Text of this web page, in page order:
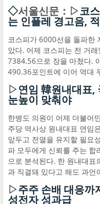
◇서울신문：▷코
는 인플레 경고음,
코스피가 6000선을 돌파한
았다. 어제 코스피는 전 거
7384.56으로 장을 마쳤다.
490.36포인트에 이어 역대
▷연임 韓원내대표,
눈높이 맞춰야
한병도 의원이 어제 더불어
주당 역사상 원내대표 연임
앞두고 전열을 유지할 필요
파 모두에게 신뢰를 주는 합
으로 분석된다. 한 원내대표
과 직결돼 있다고 해도 과언
▷주주 손배 대응
성전자 성과급